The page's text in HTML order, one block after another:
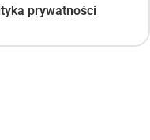
prywatności